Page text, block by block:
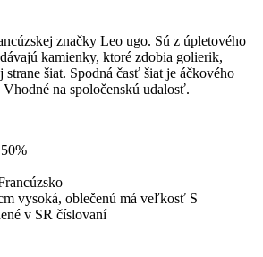
značky Leo ugo. Sú z úpletového
kamienky, ktoré zdobia golierik,
strane šiat. Spodná časť šiat je áčkového
na spoločenskú udalosť.
vysoká, oblečenú má veľkosť S
v SR číslovaní